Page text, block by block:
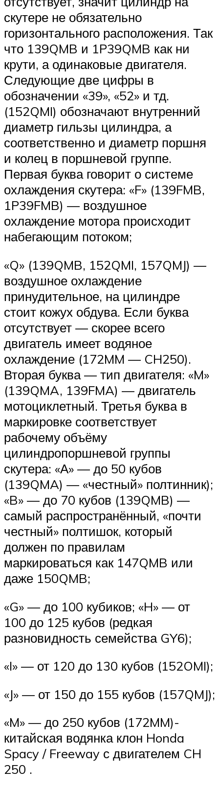
скутере не обязательно
горизонтального расположения. Так
что 139QMB и 1P39QMB как ни
крути, а одинаковые двигателя.
Следующие две цифры в
обозначении «39», «52» и тд.
(152QMI) обозначают внутренний
диаметр гильзы цилиндра, а
соответственно и диаметр поршня
и колец в поршневой группе.
Первая буква говорит о системе
охлаждения скутера: «F» (139FMB,
1P39FMB) — воздушное
охлаждение мотора происходит
набегающим потоком;
«Q» (139QMB, 152QMI, 157QMJ) —
воздушное охлаждение
принудительное, на цилиндре
стоит кожух обдува. Если буква
отсутствует — скорее всего
двигатель имеет водяное
охлаждение (172MM — CH250).
Вторая буква — тип двигателя: «M»
(139QMA, 139FMA) — двигатель
мотоциклетный. Третья буква в
маркировке соответствует
рабочему объёму
цилиндропоршневой группы
скутера: «А» — до 50 кубов
(139QMA) — «честный» полтинник);
«B» — до 70 кубов (139QMB) —
самый распространённый, «почти
честный» полтишок, который
должен по правилам
маркироваться как 147QMB или
даже 150QMB;
«G» — до 100 кубиков; «H» — от
100 до 125 кубов (редкая
разновидность семейства GY6);
«I» — от 120 до 130 кубов (152OMI);
«J» — от 150 до 155 кубов (157QMJ);
«M» — до 250 кубов (172MM)-
китайская водянка клон Honda
Spacy / Freeway с двигателем CH
250 .